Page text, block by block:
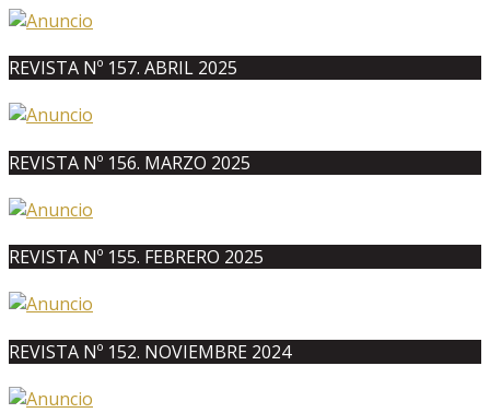
REVISTA Nº 157. ABRIL 2025
REVISTA Nº 156. MARZO 2025
REVISTA Nº 155. FEBRERO 2025
REVISTA Nº 152. NOVIEMBRE 2024